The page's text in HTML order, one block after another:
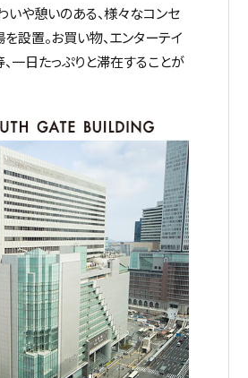
いや憩いのある、様々なコンセ
設置。お買い物、エンターテイ
一日たっぷりと滞在することが